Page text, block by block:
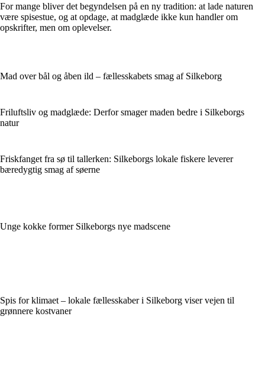
For mange bliver det begyndelsen på en ny tradition: at lade naturen
være spisestue, og at opdage, at madglæde ikke kun handler om
opskrifter, men om oplevelser.
Mad over bål og åben ild – fællesskabets smag af Silkeborg
Friluftsliv og madglæde: Derfor smager maden bedre i Silkeborgs
natur
Friskfanget fra sø til tallerken: Silkeborgs lokale fiskere leverer
bæredygtig smag af søerne
Unge kokke former Silkeborgs nye madscene
Spis for klimaet – lokale fællesskaber i Silkeborg viser vejen til
grønnere kostvaner